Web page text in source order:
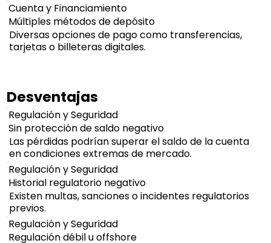
Cuenta y Financiamiento
Múltiples métodos de depósito
Diversas opciones de pago como transferencias,
tarjetas o billeteras digitales.
Desventajas
Regulación y Seguridad
Sin protección de saldo negativo
Las pérdidas podrían superar el saldo de la cuenta
en condiciones extremas de mercado.
Regulación y Seguridad
Historial regulatorio negativo
Existen multas, sanciones o incidentes regulatorios
previos.
Regulación y Seguridad
Regulación débil u offshore